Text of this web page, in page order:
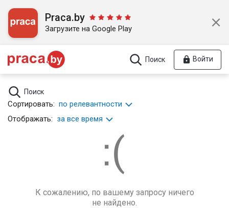
Praca.by
Загрузите на Google Play
Поиск Войти
Поиск
Сортировать: по релевантности
Отображать: за все время
К сожалению, по вашему запросу ничего
не найдено.